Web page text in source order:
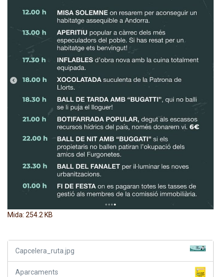
Capcelera_ruta.jpg
Aparcaments
Feu clic per a visualitzar la imatge a mida completa…
Mida: 254.2 KB